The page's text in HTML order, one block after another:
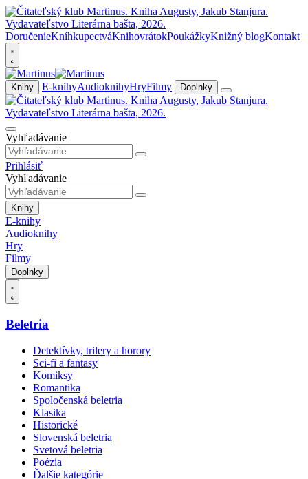
DoručenieKníhkupectváKnihovrátokPoukážkyKnižný blogKontakt
Knihy E-knihyAudioknihyHryFilmy Doplnky
Vyhľadávanie
Prihlásiť
Vyhľadávanie
Knihy
E-knihy
Audioknihy
Hry
Filmy
Doplnky
Beletria
Detektívky, trilery a horory
Sci-fi a fantasy
Komiksy
Romantika
Spoločenská beletria
Klasika
Historické
Slovenská beletria
Svetová beletria
Poézia
Ďalšie kategórie